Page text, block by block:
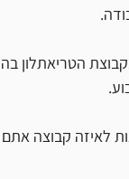
הטריאתלון
לאיזה קבוצה